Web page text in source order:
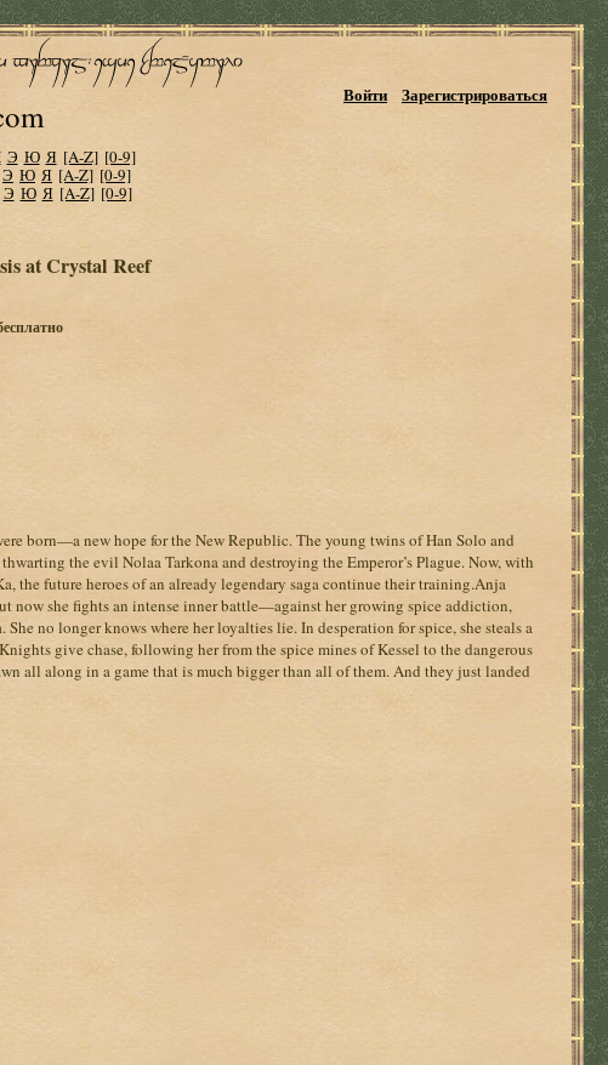
Войти Зарегистрироваться
Э Ю Я [A-Z] [0-9]
Э Ю Я [A-Z] [0-9]
Э Ю Я [A-Z] [0-9]
at Crystal Reef
born—a new hope for the New Republic. The young twins of Han Solo and
the evil Nolaa Tarkona and destroying the Emperor’s Plague. Now, with
the future heroes of an already legendary saga continue their training.Anja
now she fights an intense inner battle—against her growing spice addiction,
no longer knows where her loyalties lie. In desperation for spice, she steals a
give chase, following her from the spice mines of Kessel to the dangerous
all along in a game that is much bigger than all of them. And they just landed